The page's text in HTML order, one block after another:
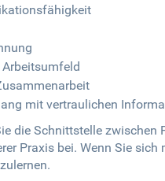
mit vertraulichen
die Schnittstelle zwischen
Praxis bei. Wenn Sie sich